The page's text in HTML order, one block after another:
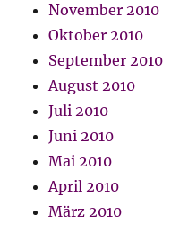
November 2010
Oktober 2010
September 2010
August 2010
Juli 2010
Juni 2010
Mai 2010
April 2010
März 2010